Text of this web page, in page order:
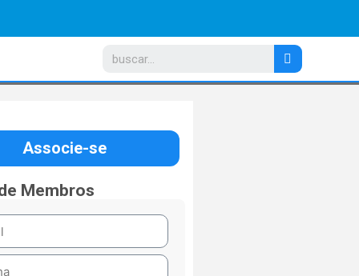
Associe-se
Membros